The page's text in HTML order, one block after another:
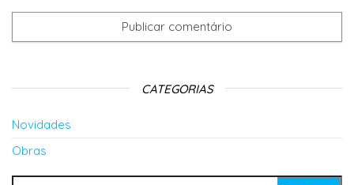
CATEGORIAS
Novidades
Obras